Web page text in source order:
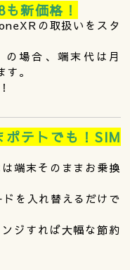
新価格！
の取扱いをスタ
の場合、端末代は月
。
テトでも！SIM
端末そのままお乗換
を入れ替えるだけで
ジすれば大幅な節約